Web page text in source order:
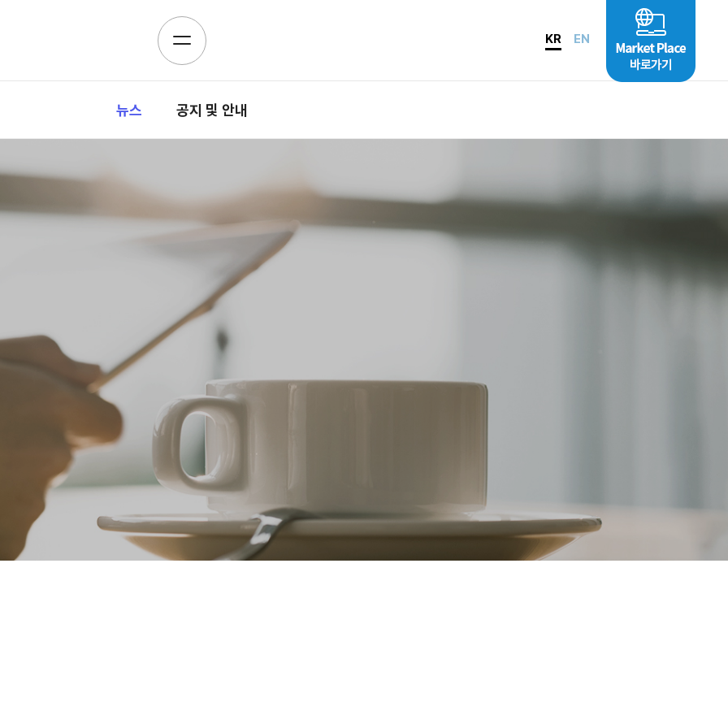
KR EN
뉴스 공지 및 안내